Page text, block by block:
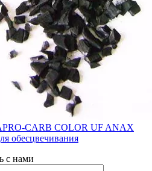
CARB COLOR UF ANAX
обесцвечивания
с нами